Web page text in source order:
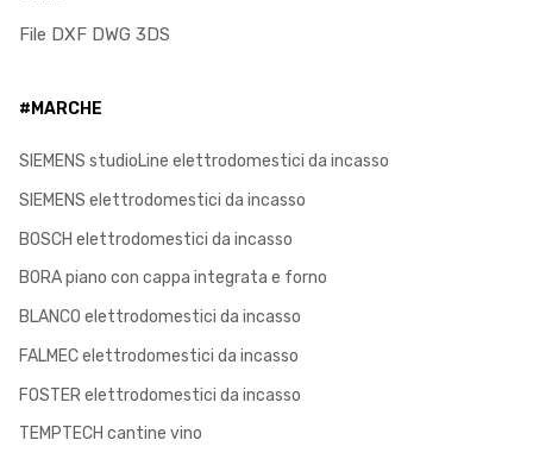
File DXF DWG 3DS
#MARCHE
SIEMENS studioLine elettrodomestici da incasso
SIEMENS elettrodomestici da incasso
BOSCH elettrodomestici da incasso
BORA piano con cappa integrata e forno
BLANCO elettrodomestici da incasso
FALMEC elettrodomestici da incasso
FOSTER elettrodomestici da incasso
TEMPTECH cantine vino